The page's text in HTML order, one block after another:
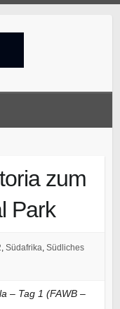
zum
Park
Südafrika Südliches
– Tag 1 (FAWB –